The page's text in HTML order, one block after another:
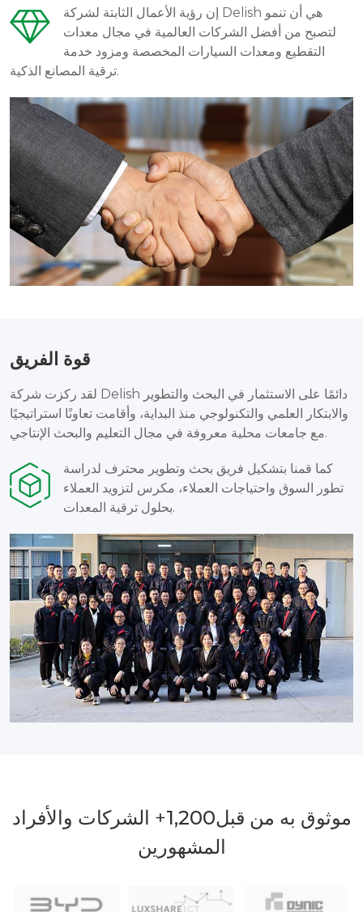
إن رؤية الأعمال الثابتة لشركة Delish هي أن تنمو
لتصبح من أفضل الشركات العالمية في مجال معدات
التقطيع ومعدات السيارات المخصصة ومزود خدمة
ترقية المصانع الذكية.
قوة الفريق
لقد ركزت شركة Delish دائمًا على الاستثمار في البحث والتطوير
والابتكار العلمي والتكنولوجي منذ البداية، وأقامت تعاونًا استراتيجيًا
مع جامعات محلية معروفة في مجال التعليم والبحث الإنتاجي.
كما قمنا بتشكيل فريق بحث وتطوير محترف لدراسة
تطور السوق واحتياجات العملاء، مكرس لتزويد العملاء
بحلول ترقية المعدات.
موثوق به من قبل1,200+ الشركات والأفراد
المشهورين